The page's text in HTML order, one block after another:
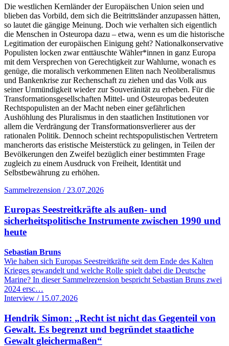
Die westlichen Kernländer der Europäischen Union seien und
blieben das Vorbild, dem sich die Beitrittsländer anzupassen hätten,
so lautet die gängige Meinung. Doch wie verhalten sich eigentlich
die Menschen in Osteuropa dazu – etwa, wenn es um die historische
Legitimation der europäischen Einigung geht? Nationalkonservative
Populisten locken zwar enttäuschte Wähler*innen in ganz Europa
mit dem Versprechen von Gerechtigkeit zur Wahlurne, wonach es
genüge, die moralisch verkommenen Eliten nach Neoliberalismus
und Bankenkrise zur Rechenschaft zu ziehen und das Volk aus
seiner Unmündigkeit wieder zur Souveränität zu erheben. Für die
Transformationsgesellschaften Mittel- und Osteuropas bedeuten
Rechtspopulisten an der Macht neben einer gefährlichen
Aushöhlung des Pluralismus in den staatlichen Institutionen vor
allem die Verdrängung der Transformationsverlierer aus der
rationalen Politik. Dennoch scheint rechtspopulistischen Vertretern
mancherorts das eristische Meisterstück zu gelingen, in Teilen der
Bevölkerungen den Zweifel bezüglich einer bestimmten Frage
zugleich zu einem Ausdruck von Freiheit, Identität und
Selbstbewährung zu erhöhen.
Sammelrezension / 23.07.2026
Europas Seestreitkräfte als außen- und
sicherheitspolitische Instrumente zwischen 1990 und
heute
Sebastian Bruns
Wie haben sich Europas Seestreitkräfte seit dem Ende des Kalten
Krieges gewandelt und welche Rolle spielt dabei die Deutsche
Marine? In dieser Sammelrezension bespricht Sebastian Bruns zwei
2024 ersc…
Interview / 15.07.2026
Hendrik Simon: „Recht ist nicht das Gegenteil von
Gewalt. Es begrenzt und begründet staatliche
Gewalt gleichermaßen“